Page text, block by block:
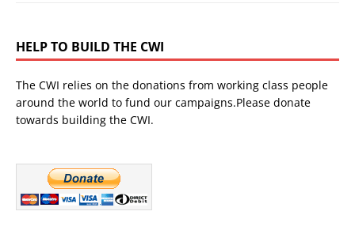
HELP TO BUILD THE CWI
The CWI relies on the donations from working class people
around the world to fund our campaigns.Please donate
towards building the CWI.